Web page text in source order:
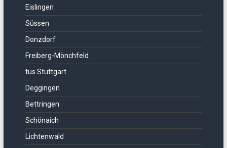
Eislingen
Süssen
Donzdorf
Freiberg-Mönchfeld
tus Stuttgart
Deggingen
Bettringen
Schönaich
Lichtenwald